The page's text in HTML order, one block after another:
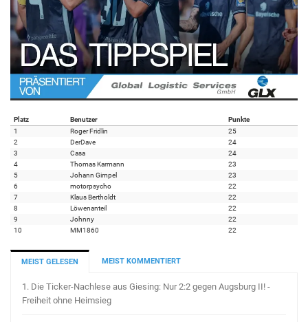
Platz Benutzer
Punkte
1
Roger Fridlin
25
2
DerDave
24
3
Casa
24
4
Thomas Karmann
23
5
Johann Gimpel
23
6
motorpsycho
22
7
Klaus Bertholdt
22
8
Löwenanteil
22
9
Johnny
22
10
MM1860 22
MEIST GELESEN MEIST KOMMENTIERT
1. Die Ticker-Nachlese aus Giesing: Nur 2:2 gegen Augsburg II! -
Freiheit ohne Heimsieg